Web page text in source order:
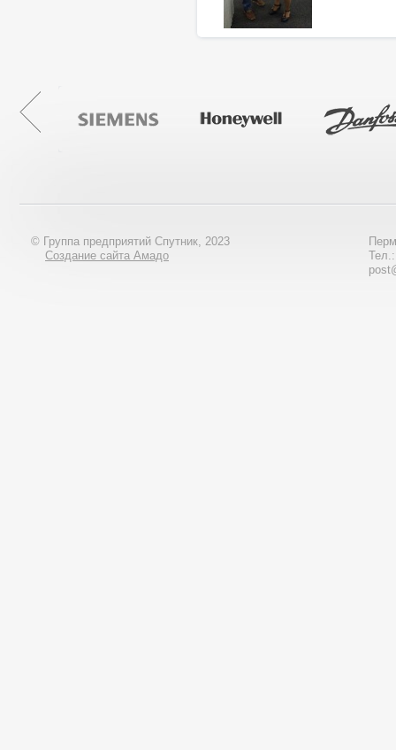
© Группа предприятий Спутник, 2023
Создание сайта Амадо